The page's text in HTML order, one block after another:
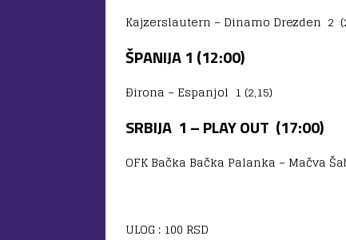
Kajzerslautern – Dinamo Drezden 2
ŠPANIJA 1 (12:00)
Đirona – Espanjol 1 (2,15)
SRBIJA 1 – PLAY OUT (17:00)
OFK Bačka Bačka Palanka – Mačva
ULOG : 100 RSD